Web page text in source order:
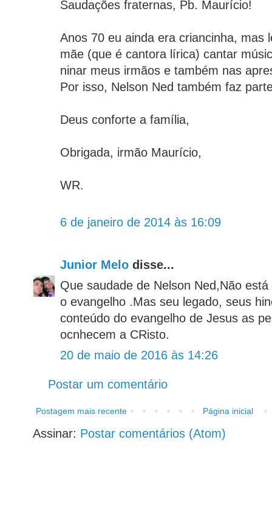
Saudações fraternas, Pb. Maurício!
Anos 70 eu ainda era criancinha, mas
mãe (que é cantora lírica) cantar
ninar meus irmãos e também nas
Por isso, Nelson Ned também faz
Deus conforte a família,
Obrigada, irmão Maurício,
WR.
6 de janeiro de 2014 às 16:09
Junior Melo disse...
Que saudade de Nelson Ned,Não
o evangelho .Mas seu legado, seus
conteúdo do evangelho de Jesus as
ocnhecem a CRisto.
20 de maio de 2016 às 14:26
Postar um comentário
Postagem mais recente Página inicial
Assinar: Postar comentários (Atom)